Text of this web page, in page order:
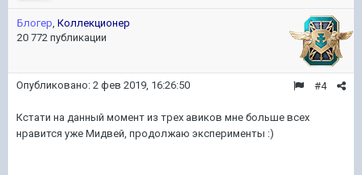
Блогер, Коллекционер
20 772 публикации
#4
Опубликовано: 2 фев 2019, 16:26:50
Кстати на данный момент из трех авиков мне больше всех
нравится уже Мидвей, продолжаю эксперименты :)